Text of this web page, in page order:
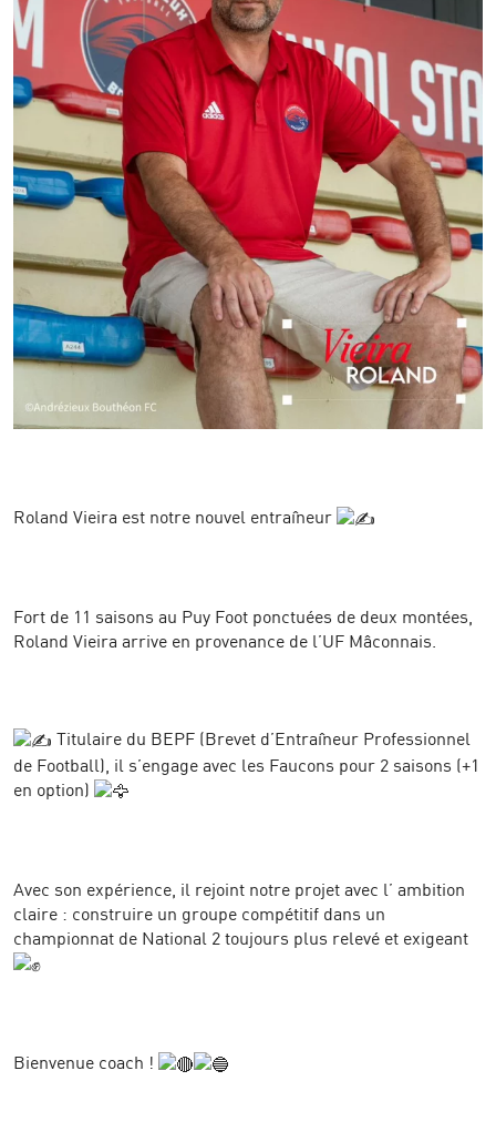
Roland Vieira est notre nouvel entraîneur
Fort de 11 saisons au Puy Foot ponctuées de deux montées,
Roland Vieira arrive en provenance de l’UF Mâconnais.
Titulaire du BEPF (Brevet d’Entraîneur Professionnel
de Football), il s’engage avec les Faucons pour 2 saisons (+1
en option)
Avec son expérience, il rejoint notre projet avec l’ ambition
claire : construire un groupe compétitif dans un
championnat de National 2 toujours plus relevé et exigeant
Bienvenue coach !